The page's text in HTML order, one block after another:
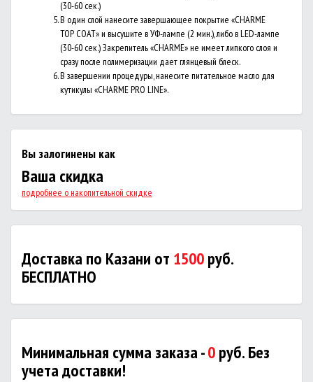
(30-60 сек.)
В один слой нанесите завершающее покрытие «CHARME
TOP COAT» и высушите в УФ-лампе (2 мин.), либо в LED-лампе
(30-60 сек.) Закрепитель «CHARME» не имеет липкого слоя и
сразу после полимеризации дает глянцевый блеск.
В завершении процедуры, нанесите питательное масло для
кутикулы «CHARME PRO LINE».
Вы залогинены как
Ваша скидка
подробнее о накопительной скидке
Доставка по Казани от 1500руб.
БЕСПЛАТНО
Минимальная сумма заказа -0руб. Без
учета доставки!